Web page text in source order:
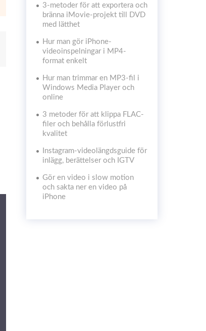
3-metoder för att exportera och
bränna iMovie-projekt till DVD
med lätthet
Hur man gör iPhone-
videoinspelningar i MP4-
format enkelt
Hur man trimmar en MP3-fil i
Windows Media Player och
online
3 metoder för att klippa FLAC-
filer och behålla förlustfri
kvalitet
Instagram-videolängdsguide för
inlägg, berättelser och IGTV
Gör en video i slow motion
och sakta ner en video på
iPhone